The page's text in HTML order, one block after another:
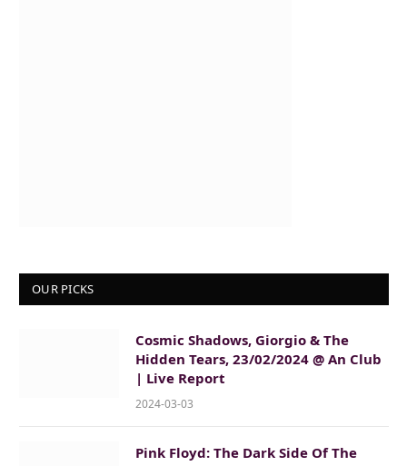
OUR PICKS
Cosmic Shadows, Giorgio & The
Hidden Tears, 23/02/2024 @ An Club
| Live Report
2024-03-03
Pink Floyd: The Dark Side Of The